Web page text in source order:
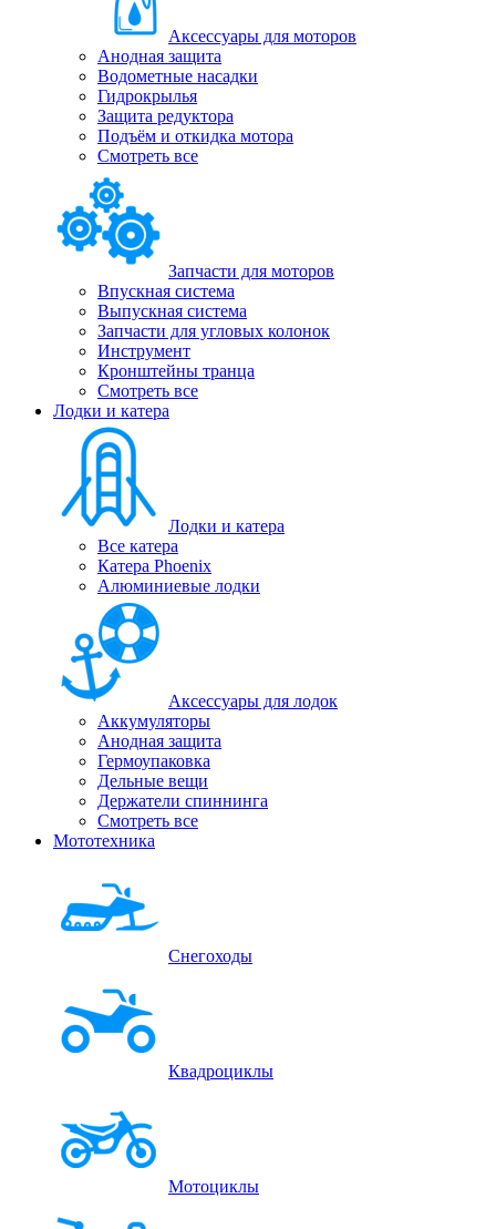
Аксессуары для моторов
Анодная защита
Водометные насадки
Гидрокрылья
Защита редуктора
Подъём и откидка мотора
Смотреть все
Запчасти для моторов
Впускная система
Выпускная система
Запчасти для угловых колонок
Инструмент
Кронштейны транца
Смотреть все
Лодки и катера
Лодки и катера
Все катера
Катера Phoenix
Алюминиевые лодки
Аксессуары для лодок
Аккумуляторы
Анодная защита
Гермоупаковка
Дельные вещи
Держатели спиннинга
Смотреть все
Мототехника
Снегоходы
Квадроциклы
Мотоциклы